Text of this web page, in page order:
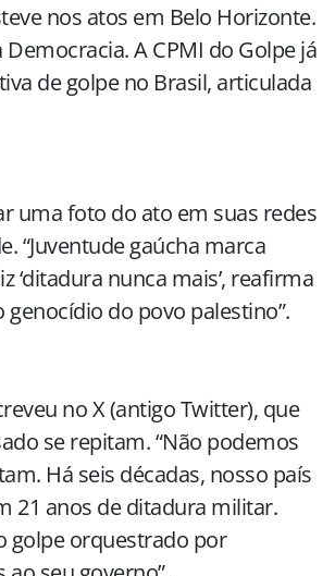
nos atos em Belo Horizonte.
A CPMI do Golpe já
de golpe no Brasil, articulada
uma foto do ato em suas redes
“Juventude gaúcha marca
‘ditadura nunca mais’, reafirma
do povo palestino”.
no X (antigo Twitter), que
se repitam. “Não podemos
Há seis décadas, nosso país
21 anos de ditadura militar.
golpe orquestrado por